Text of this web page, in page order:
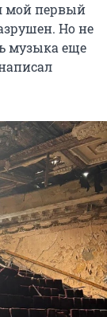
мой первый
Но не
музыка еще